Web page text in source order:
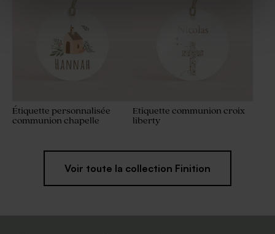
Étiquette personnalisée
communion chapelle
Etiquette communion croix
liberty
Voir toute la collection Finition